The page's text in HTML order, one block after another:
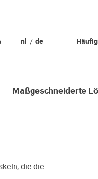
Ihr(e) Wunschgerät(e) ganz
Hörschloss Probe zu hören.
nl de
Maßgeschneiderte
die die